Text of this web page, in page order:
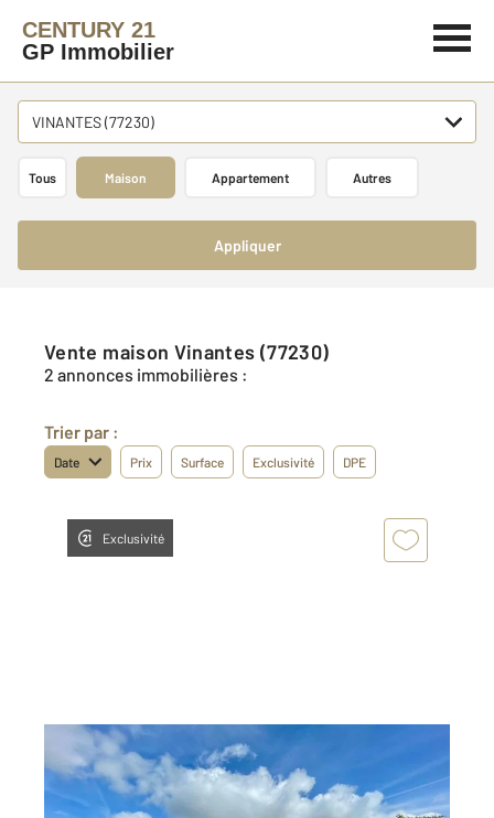
CENTURY 21
GP Immobilier
VINANTES (77230)
Tous Maison Appartement Autres
Appliquer
Vente maison Vinantes (77230)
2 annonces immobilières :
Trier par :
Date Prix Surface Exclusivité DPE
Exclusivité
VINANTES 77
145 m
, 6 pièces
Ref : 8841